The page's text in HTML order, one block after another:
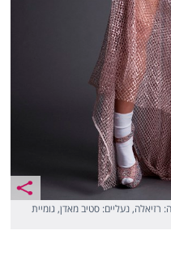
נעליים: סטיב מאדן, גומיית